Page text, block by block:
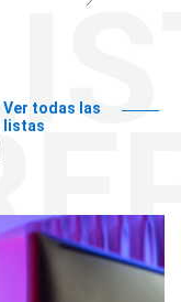
Ver todas las
listas